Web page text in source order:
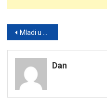
Post
navigation
Mladi u Srbiji sve aktivniji: Velika podrška studentskim protestima i spremnost za izlazak na izbore
Dan